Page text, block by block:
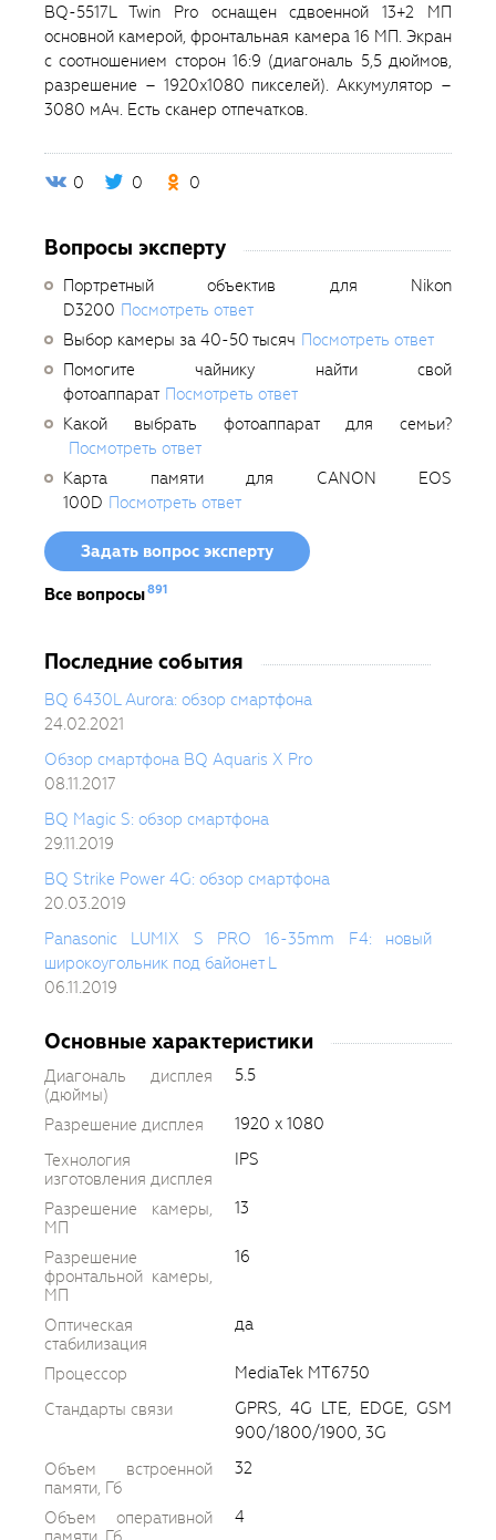
BQ-5517L Twin Pro оснащен сдвоенной 13+2 МП
основной камерой, фронтальная камера 16 МП. Экран
с соотношением сторон 16:9 (диагональ 5,5 дюймов,
разрешение – 1920x1080 пикселей). Аккумулятор –
3080 мАч. Есть сканер отпечатков.
0 0 0
Вопросы эксперту
Портретный объектив для Nikon
D3200 Посмотреть ответ
Выбор камеры за 40-50 тысяч Посмотреть ответ
Помогите чайнику найти свой
фотоаппарат Посмотреть ответ
Какой выбрать фотоаппарат для семьи?
Посмотреть ответ
Карта памяти для CANON EOS
100D Посмотреть ответ
Задать вопрос эксперту
Все вопросы891
Последние события
BQ 6430L Aurora: обзор смартфона
24.02.2021
Обзор смартфона BQ Aquaris X Pro
08.11.2017
BQ Magic S: обзор смартфона
29.11.2019
BQ Strike Power 4G: обзор смартфона
20.03.2019
Panasonic LUMIX S PRO 16-35mm F4: новый
широкоугольник под байонет L
06.11.2019
Основные характеристики
Диагональ дисплея
(дюймы)
5.5
Разрешение дисплея
1920 x 1080
Технология
изготовления дисплея
IPS
Разрешение камеры,
МП
13
Разрешение
фронтальной камеры,
МП
16
Оптическая
стабилизация
да
Процессор
MediaTek MT6750
Стандарты связи
GPRS, 4G LTE, EDGE, GSM
900/1800/1900, 3G
Объем встроенной
памяти, Гб
32
Объем оперативной
4